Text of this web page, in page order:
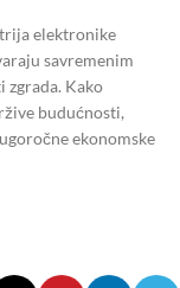
elektronike
savremenim
zgrada. Kako
budućnosti,
ekonomske